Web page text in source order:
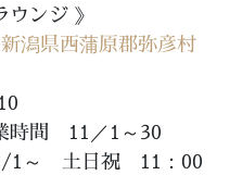
ンジ 》
新潟県西蒲原郡弥彦村
時間 11／1～30
1～ 土日祝 11：00